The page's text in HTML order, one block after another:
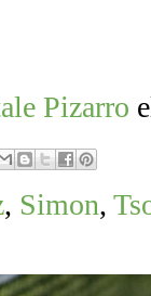
Pizarro
, Simon,